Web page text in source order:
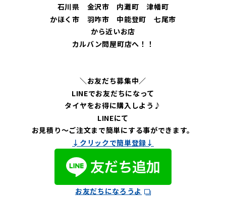
石川県 金沢市 内灘町 津幡町
かほく市 羽咋市 中能登町 七尾市
から近いお店
カルバン問屋町店へ！！
＼お友だち募集中／
LINEでお友だちになって
タイヤをお得に購入しよう♪
LINEにて
お見積り～ご注文まで簡単にする事ができます。
↓クリックで簡単登録↓
お友だちになろうよ